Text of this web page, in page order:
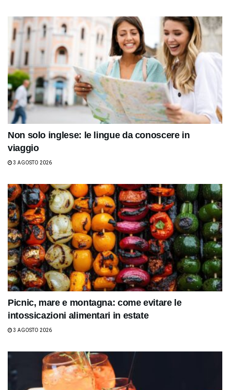
Non solo inglese: le lingue da conoscere in
viaggio
3 AGOSTO 2026
Picnic, mare e montagna: come evitare le
intossicazioni alimentari in estate
3 AGOSTO 2026